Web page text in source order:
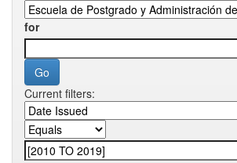
for
Current filters: